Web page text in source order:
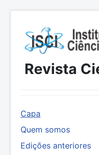
Revista
Capa
Quem somos
Edições anteriores